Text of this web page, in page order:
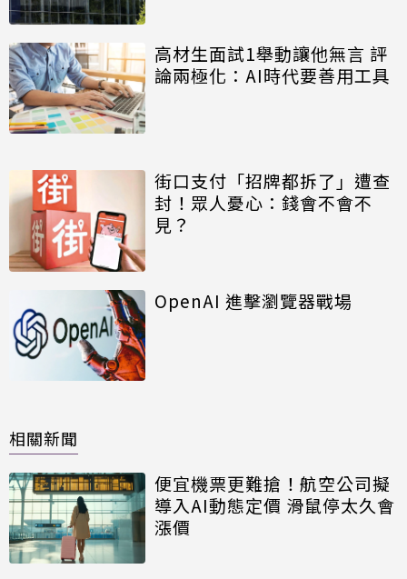
高材生面試1舉動讓他無言 評
論兩極化：AI時代要善用工具
街口支付「招牌都拆了」遭查
封！眾人憂心：錢會不會不
見？
OpenAI 進擊瀏覽器戰場
相關新聞
便宜機票更難搶！航空公司擬
導入AI動態定價 滑鼠停太久會
漲價